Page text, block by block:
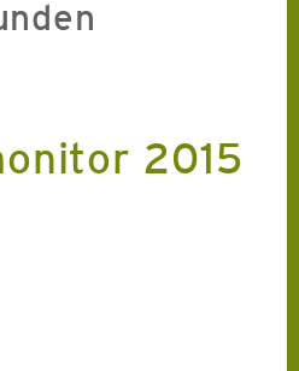
2015